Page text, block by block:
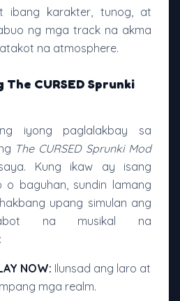
ibang karakter, tunog, at
ng mga track na akma
na atmosphere.
CURSED Sprunki
iyong paglalakbay sa
The CURSED Sprunki Mod
Kung ikaw ay isang
o baguhan, sundin lamang
upang simulan ang
na musikal na
NOW: Ilunsad ang laro at
mga realm.